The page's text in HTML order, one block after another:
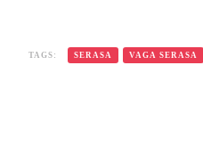
TAGS: SERASA VAGA SERASA